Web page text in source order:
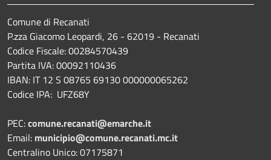
Comune di Recanati
P.zza Giacomo Leopardi, 26 - 62019 - Recanati
Codice Fiscale: 00284570439
Partita IVA: 00092110436
IBAN: IT 12 S 08765 69130 000000065262
Codice IPA: UFZ68Y
PEC:comune.recanati@emarche.it
Email: municipio@comune.recanati.mc.it
Centralino Unico: 07175871